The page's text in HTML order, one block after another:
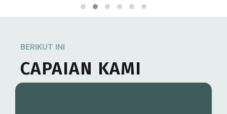
BERIKUT INI
CAPAIAN KAMI